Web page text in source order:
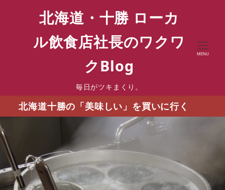
北海道・十勝 ローカ
ル飲食店社長のワクワ
クBlog
毎日がツキまくり。
MENU
北海道十勝の「美味しい」を買いに行く